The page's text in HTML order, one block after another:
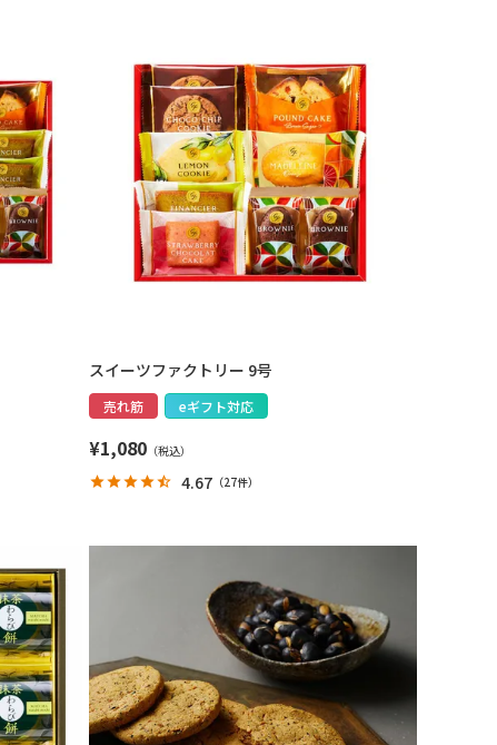
スイーツファクトリー 9号
売れ筋 eギフト対応
¥1,080
4.67（27件）